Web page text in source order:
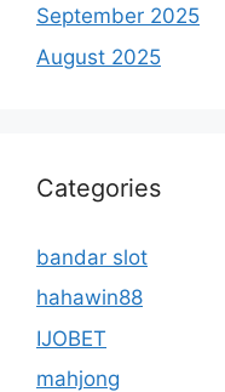
September 2025
August 2025
Categories
bandar slot
hahawin88
IJOBET
mahjong